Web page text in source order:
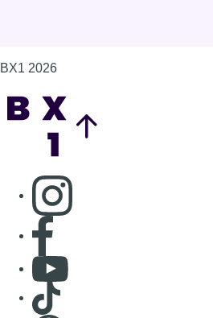
BX1 2026
Consulter page Instagram
Consulter page Facebook
Consulter Youtube
Consulter TikTok